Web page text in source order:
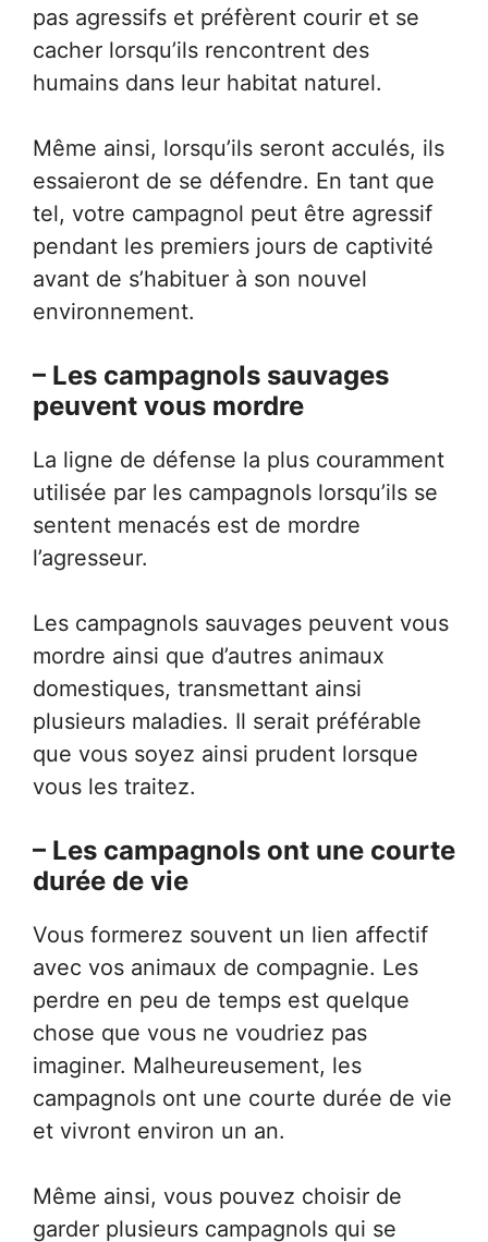
pas agressifs et préfèrent courir et se
cacher lorsqu’ils rencontrent des
humains dans leur habitat naturel.
Même ainsi, lorsqu’ils seront acculés, ils
essaieront de se défendre. En tant que
tel, votre campagnol peut être agressif
pendant les premiers jours de captivité
avant de s’habituer à son nouvel
environnement.
– Les campagnols sauvages
peuvent vous mordre
La ligne de défense la plus couramment
utilisée par les campagnols lorsqu’ils se
sentent menacés est de mordre
l’agresseur.
Les campagnols sauvages peuvent vous
mordre ainsi que d’autres animaux
domestiques, transmettant ainsi
plusieurs maladies. Il serait préférable
que vous soyez ainsi prudent lorsque
vous les traitez.
– Les campagnols ont une courte
durée de vie
Vous formerez souvent un lien affectif
avec vos animaux de compagnie. Les
perdre en peu de temps est quelque
chose que vous ne voudriez pas
imaginer. Malheureusement, les
campagnols ont une courte durée de vie
et vivront environ un an.
Même ainsi, vous pouvez choisir de
garder plusieurs campagnols qui se